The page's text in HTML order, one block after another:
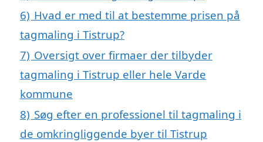
6) Hvad er med til at bestemme prisen på
tagmaling i Tistrup?
7) Oversigt over firmaer der tilbyder
tagmaling i Tistrup eller hele Varde
kommune
8) Søg efter en professionel til tagmaling i
de omkringliggende byer til Tistrup